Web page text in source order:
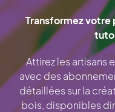
Transformez votre
Attirez les artisans
avec des
détaillées sur la
bois, disponibles